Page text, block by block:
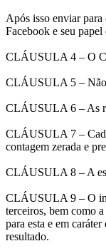
Após isso enviar para
Facebook e seu
CLÁUSULA 4 – O
CLÁUSULA 5 – Não
CLÁUSULA 6 – As
CLÁUSULA 7 –
contagem zerada e
CLÁUSULA 8 – A
CLÁUSULA 9 – O
terceiros, bem como
para esta e em
resultado.